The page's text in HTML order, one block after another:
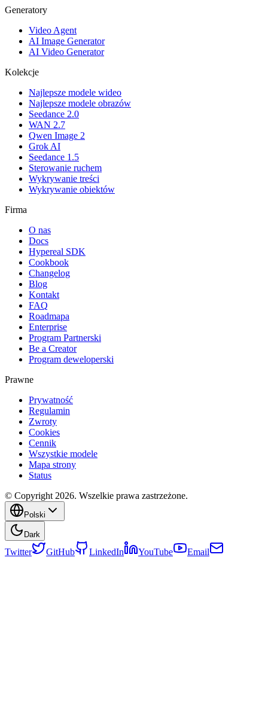
Generatory
Video Agent
AI Image Generator
AI Video Generator
Kolekcje
Najlepsze modele wideo
Najlepsze modele obrazów
Seedance 2.0
WAN 2.7
Qwen Image 2
Grok AI
Seedance 1.5
Sterowanie ruchem
Wykrywanie treści
Wykrywanie obiektów
Firma
O nas
Docs
Hypereal SDK
Cookbook
Changelog
Blog
Kontakt
FAQ
Roadmapa
Enterprise
Program Partnerski
Be a Creator
Program deweloperski
Prawne
Prywatność
Regulamin
Zwroty
Cookies
Cennik
Wszystkie modele
Mapa strony
Status
© Copyright 2026. Wszelkie prawa zastrzeżone.
Polski
Dark
Twitter GitHub LinkedIn YouTube Email